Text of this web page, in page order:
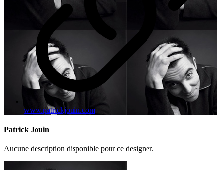
www.patrickjouin.com
Patrick Jouin
Aucune description disponible pour ce designer.